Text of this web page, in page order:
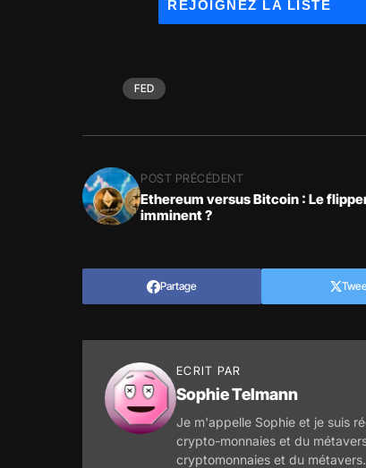
FED
POST PRÉCÉDENT
Ethereum versus Bitcoin : Le
imminent ?
Partage
ECRIT PAR
Sophie Telmann
Je m'appelle Sophie et je suis
crypto-monnaies et du
cryptomonnaies et du